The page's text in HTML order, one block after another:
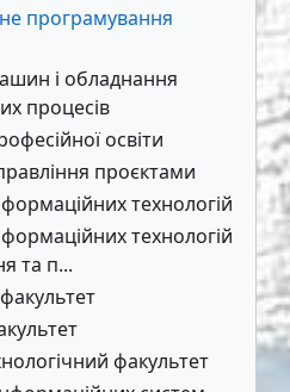
програмування
і обладнання
процесів
освіти
проєктами
технологій
технологій
та п...
факультет